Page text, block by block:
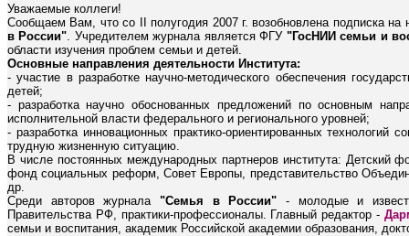
Уважаемые коллеги!
Сообщаем Вам, что со II полугодия 2007 г. возобновлена подписка
в России" . Учредителем журнала является ФГУ "ГосНИИ семьи и
области изучения проблем семьи и детей.
Основные направления деятельности Института:
- участие в разработке научно-методического обеспечения
детей;
- разработка научно обоснованных предложений по основным
исполнительной власти федерального и регионального уровней;
- разработка инновационных практико-ориентированных
трудную жизненную ситуацию.
В числе постоянных международных партнеров института:
фонд социальных реформ, Совет Европы, представительство
др.
Среди авторов журнала "Семья в России" - молодые и
Правительства РФ, практики-профессионалы. Главный редактор -
семьи и воспитания, академик Российской академии образования,